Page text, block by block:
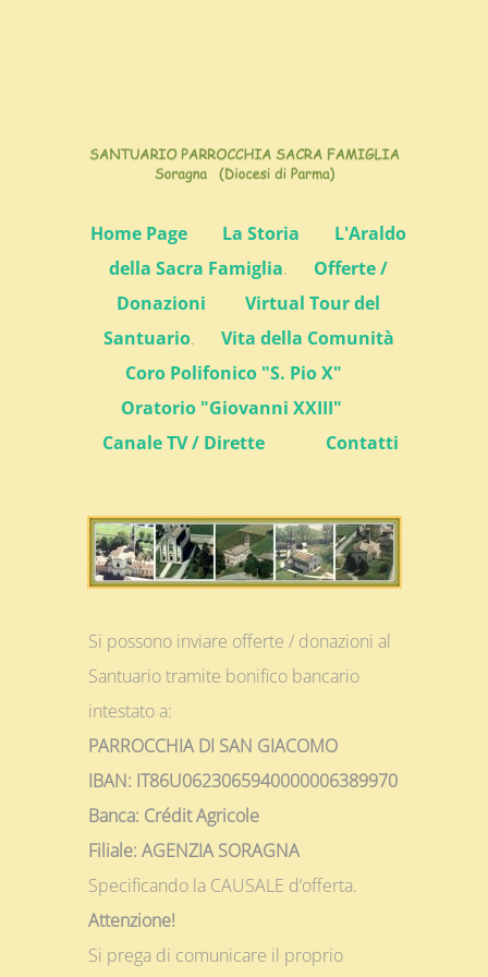
Home Page La Storia
L'Araldo
della Sacra Famiglia.
Offerte /
Donazioni
Virtual Tour del
Santuario.
Vita della Comunità
Coro Polifonico "S. Pio X"
Oratorio "Giovanni XXIII"
Canale TV / Dirette
Contatti
Si possono inviare offerte / donazioni al
Santuario tramite bonifico bancario
intestato a:
PARROCCHIA DI SAN GIACOMO
IBAN: IT86U0623065940000006389970
Banca: Crédit Agricole
Filiale: AGENZIA SORAGNA
Specificando la CAUSALE d’offerta.
Attenzione!
Si prega di comunicare il proprio